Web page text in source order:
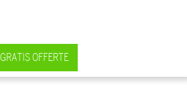
GRATIS OFFERTE